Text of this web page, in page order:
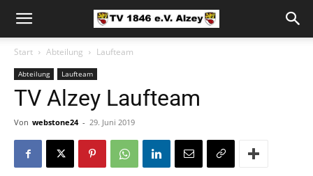
Start Abteilung Laufteam
Abteilung Laufteam
TV Alzey Laufteam
Von webstone24 - 29. Juni 2019